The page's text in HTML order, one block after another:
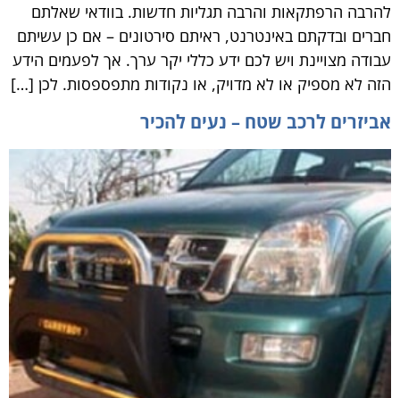
להרבה הרפתקאות והרבה תגליות חדשות. בוודאי שאלתם
חברים ובדקתם באינטרנט, ראיתם סירטונים – אם כן עשיתם
עבודה מצויינת ויש לכם ידע כללי יקר ערך. אך לפעמים הידע
הזה לא מספיק או לא מדויק, או נקודות מתפספסות. לכן […]
אביזרים לרכב שטח – נעים להכיר